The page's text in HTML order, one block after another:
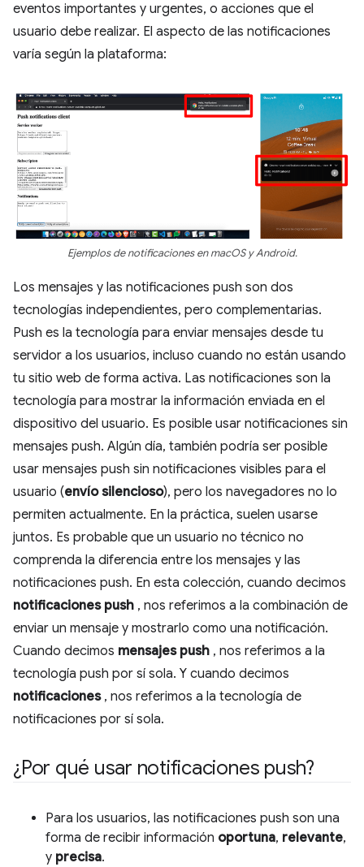
eventos importantes y urgentes, o acciones que el
usuario debe realizar. El aspecto de las notificaciones
varía según la plataforma:
Ejemplos de notificaciones en macOS y Android.
Los mensajes y las notificaciones push son dos
tecnologías independientes, pero complementarias.
Push es la tecnología para enviar mensajes desde tu
servidor a los usuarios, incluso cuando no están usando
tu sitio web de forma activa. Las notificaciones son la
tecnología para mostrar la información enviada en el
dispositivo del usuario. Es posible usar notificaciones sin
mensajes push. Algún día, también podría ser posible
usar mensajes push sin notificaciones visibles para el
usuario (envío silencioso), pero los navegadores no lo
permiten actualmente. En la práctica, suelen usarse
juntos. Es probable que un usuario no técnico no
comprenda la diferencia entre los mensajes y las
notificaciones push. En esta colección, cuando decimos
notificaciones push , nos referimos a la combinación de
enviar un mensaje y mostrarlo como una notificación.
Cuando decimos mensajes push , nos referimos a la
tecnología push por sí sola. Y cuando decimos
notificaciones, nos referimos a la tecnología de
notificaciones por sí sola.
¿Por qué usar notificaciones push?
Para los usuarios, las notificaciones push son una
forma de recibir información oportuna, relevante,
y precisa.